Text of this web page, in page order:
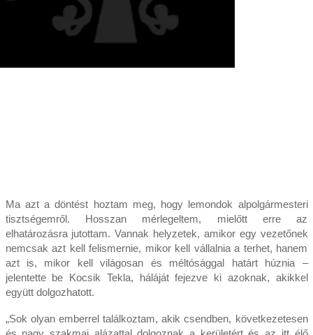
Ma azt a döntést hoztam meg, hogy lemondok alpolgármesteri
tisztségemről. Hosszan mérlegeltem, mielőtt erre az
elhatározásra jutottam. Vannak helyzetek, amikor egy vezetőnek
nemcsak azt kell felismernie, mikor kell vállalnia a terhet, hanem
azt is, mikor kell világosan és méltósággal határt húznia –
jelentette be Kocsik Tekla, háláját fejezve ki azoknak, akikkel
együtt dolgozhatott.
„Sok olyan emberrel találkoztam, akik csendben, következetesen